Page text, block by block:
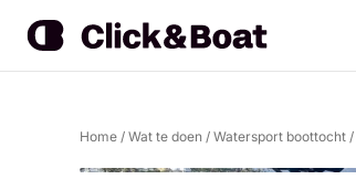
Home / Wat te doen / Watersport boottocht /